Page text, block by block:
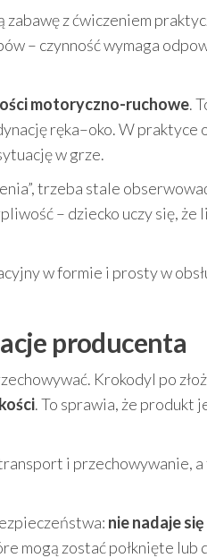
zabawę z ćwiczeniem
– czynność wymaga
motoryczno-ruchowe.
ręka–oko. W praktyce
w grze.
trzeba stale
– dziecko uczy się, że
w formie i prosty w
producenta
Krokodyl po
. To sprawia, że produkt
i przechowywanie,
nie nadaje
mogą zostać połknięte lub